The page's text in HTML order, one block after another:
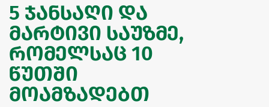
5 ჯანსაღი და
მარტივი საუზმე,
რომელსაც 10
წუთში
მოამზადებთ